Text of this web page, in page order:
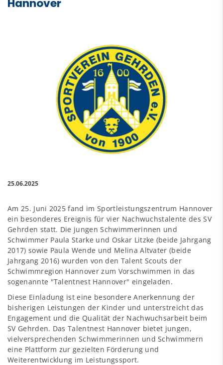
Hannover
25.06.2025
Am 25. Juni 2025 fand im Sportleistungszentrum Hannover
ein besonderes Ereignis für vier Nachwuchstalente des SV
Gehrden statt. Die jungen Schwimmerinnen und
Schwimmer Paula Starke und Oskar Litzke (beide Jahrgang
2017) sowie Paula Wende und Melina Altvater (beide
Jahrgang 2016) wurden von den Talent Scouts der
Schwimmregion Hannover zum Vorschwimmen in das
sogenannte "Talentnest Hannover" eingeladen.
Diese Einladung ist eine besondere Anerkennung der
bisherigen Leistungen der Kinder und unterstreicht das
Engagement und die Qualität der Nachwuchsarbeit beim
SV Gehrden. Das Talentnest Hannover bietet jungen,
vielversprechenden Schwimmerinnen und Schwimmern
eine Plattform zur gezielten Förderung und
Weiterentwicklung im Leistungssport.